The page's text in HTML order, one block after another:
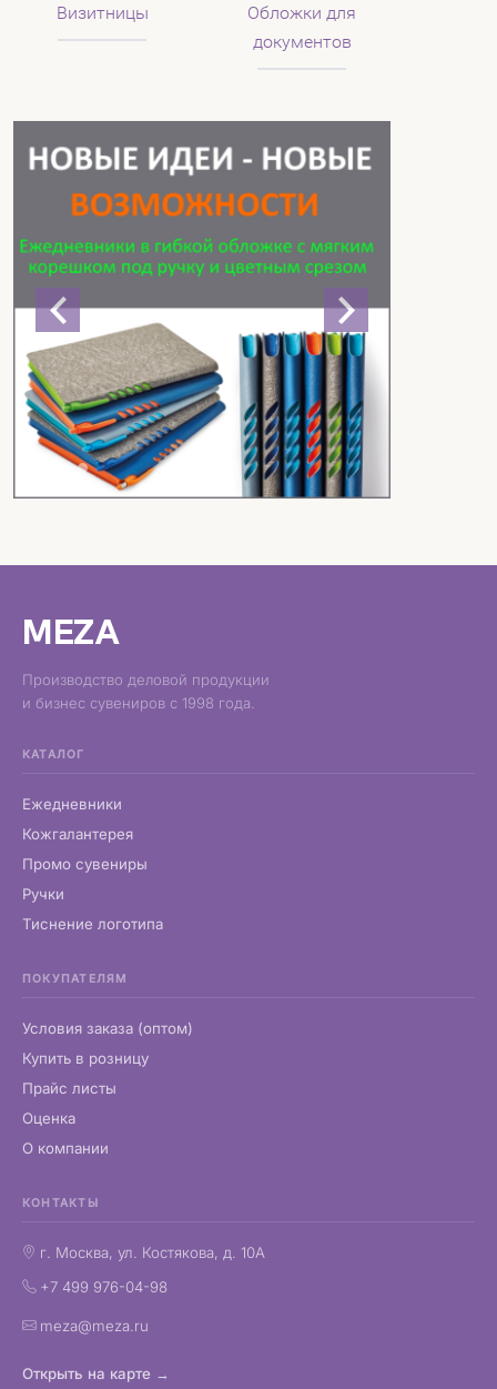
Визитницы
Обложки для
документов
MEZA
Производство деловой продукции
и бизнес сувениров с 1998 года.
КАТАЛОГ
Ежедневники
Кожгалантерея
Промо сувениры
Ручки
Тиснение логотипа
ПОКУПАТЕЛЯМ
Условия заказа (оптом)
Купить в розницу
Прайс листы
Оценка
О компании
КОНТАКТЫ
г. Москва, ул. Костякова, д. 10А
+7 499 976-04-98
meza@meza.ru
Открыть на карте →